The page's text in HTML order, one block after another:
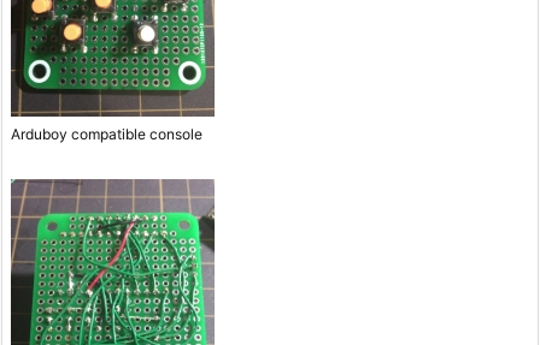
Arduboy compatible console